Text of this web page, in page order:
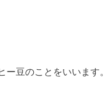
ー豆のことをいいます。